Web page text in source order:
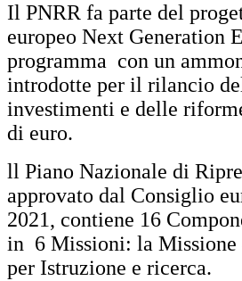
Il PNRR fa parte del
europeo Next Generation
programma con un
introdotte per il rilancio
investimenti e delle
di euro.
ll Piano Nazionale di
approvato dal Consiglio
2021, contiene 16
in 6 Missioni: la Missione
per Istruzione e ricerca.